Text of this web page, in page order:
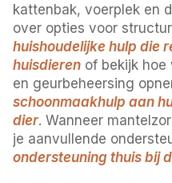
kattenbak, voerplek en
over opties voor
huishoudelijke hulp die
huisdieren of bekijk hoe
en geurbeheersing
schoonmaakhulp aan
dier. Wanneer
je aanvullende
ondersteuning thuis bij